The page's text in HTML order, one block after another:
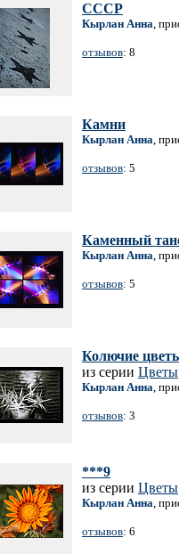
СССР
Кырлан Анна,
отзывов: 8
Камни
Кырлан Анна,
отзывов: 5
Каменный
Кырлан Анна,
отзывов: 5
Колючие
из серии Цветы
Кырлан Анна,
отзывов: 3
***9
из серии Цветы
Кырлан Анна,
отзывов: 6